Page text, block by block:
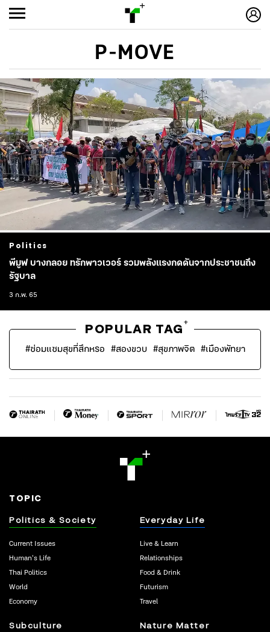
P-MOVE
Politics
พีมูฟ บางกลอย ทรักพาวเวอร์ รวมพลังแรงกดดันจากประชาชนถึง
รัฐบาล
3 ก.พ. 65
POPULAR TAG
+
#ซ่อมแซมสุขที่สึกหรอ #สองขวบ #สุขภาพจิต #เมืองพัทยา
TOPIC
Politics & Society
Current Issues
Human’s Life
Thai Politics
World
Economy
Everyday Life
Live & Learn
Relationships
Food & Drink
Futurism
Travel
Subculture Nature Matter